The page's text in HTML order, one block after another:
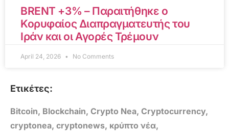
BRENT +3% – Παραιτήθηκε ο
Κορυφαίος Διαπραγματευτής του
Ιράν και οι Αγορές Τρέμουν
April 24, 2026 No Comments
Ετικέτες:
Bitcoin, Blockchain, Crypto Nea, Cryptocurrency,
cryptonea, cryptonews, κρύπτο νέα,